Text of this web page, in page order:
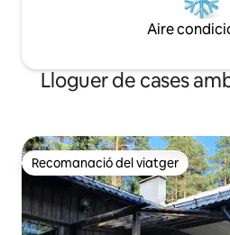
Aire
Lloguer de cases
Recomanació del viatger
Recomanació del viatger